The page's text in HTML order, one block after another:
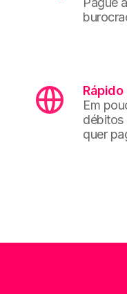
Rápido
Em
débitos
quer